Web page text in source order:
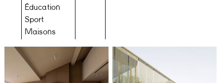
Éducation
Sport
Maisons